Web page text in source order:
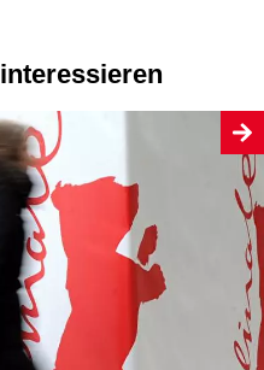
interessieren